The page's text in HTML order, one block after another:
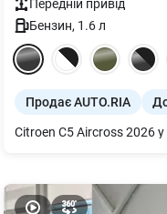
Передній привід
Бензин, 1.6л
Продає AUTO.RIA